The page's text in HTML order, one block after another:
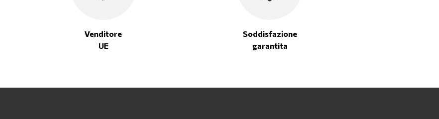
Venditore
UE
Soddisfazione
garantita